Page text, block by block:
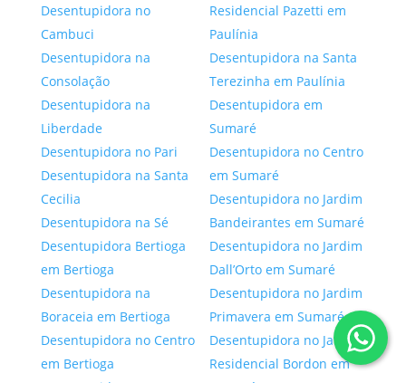
Desentupidora no
Cambuci
Desentupidora na
Consolação
Desentupidora na
Liberdade
Desentupidora no Pari
Desentupidora na Santa
Cecilia
Desentupidora na Sé
Desentupidora Bertioga
em Bertioga
Desentupidora na
Boraceia em Bertioga
Desentupidora no Centro
em Bertioga
Residencial Pazetti em
Paulínia
Desentupidora na Santa
Terezinha em Paulínia
Desentupidora em
Sumaré
Desentupidora no Centro
em Sumaré
Desentupidora no Jardim
Bandeirantes em Sumaré
Desentupidora no Jardim
Dall’Orto em Sumaré
Desentupidora no Jardim
Primavera em Sumaré
Desentupidora no Jardim
Residencial Bordon em